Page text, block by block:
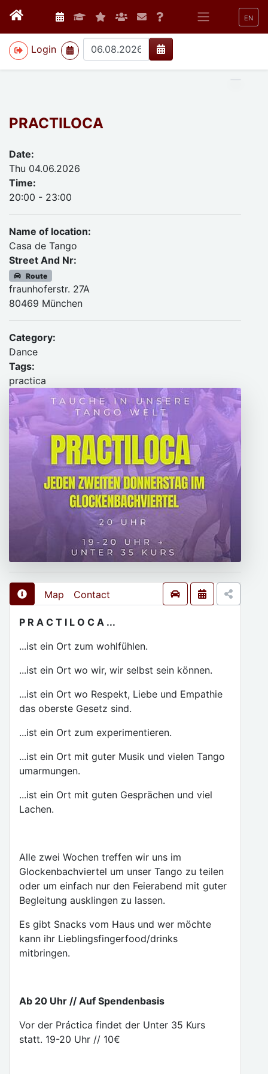
EN
Login
>
PRACTILOCA
Date:
Thu 04.06.2026
Time:
20:00 - 23:00
Name of location:
Casa de Tango
Street And Nr:
Route
fraunhoferstr. 27A
80469 München
Category:
Dance
Tags:
practica
Map Contact
P R A C T I L O C A ...
...ist ein Ort zum wohlfühlen.
...ist ein Ort wo wir, wir selbst sein können.
...ist ein Ort wo Respekt, Liebe und Empathie
das oberste Gesetz sind.
...ist ein Ort zum experimentieren.
...ist ein Ort mit guter Musik und vielen Tango
umarmungen.
...ist ein Ort mit guten Gesprächen und viel
Lachen.
Alle zwei Wochen treffen wir uns im
Glockenbachviertel um unser Tango zu teilen
oder um einfach nur den Feierabend mit guter
Begleitung ausklingen zu lassen.
Es gibt Snacks vom Haus und wer möchte
kann ihr Lieblingsfingerfood/drinks
mitbringen.
Ab 20 Uhr // Auf Spendenbasis
Vor der Práctica findet der Unter 35 Kurs
statt. 19-20 Uhr // 10€